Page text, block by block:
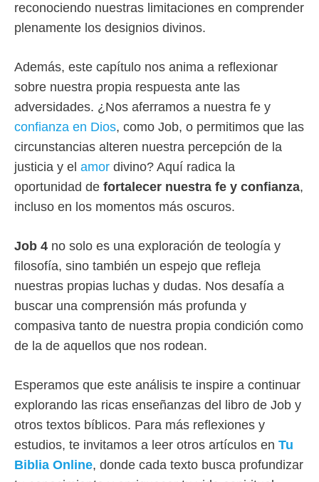
reconociendo nuestras limitaciones en comprender
plenamente los designios divinos.
Además, este capítulo nos anima a reflexionar
sobre nuestra propia respuesta ante las
adversidades. ¿Nos aferramos a nuestra fe y
confianza en Dios, como Job, o permitimos que las
circunstancias alteren nuestra percepción de la
justicia y el amor divino? Aquí radica la
oportunidad de fortalecer nuestra fe y confianza,
incluso en los momentos más oscuros.
Job 4 no solo es una exploración de teología y
filosofía, sino también un espejo que refleja
nuestras propias luchas y dudas. Nos desafía a
buscar una comprensión más profunda y
compasiva tanto de nuestra propia condición como
de la de aquellos que nos rodean.
Esperamos que este análisis te inspire a continuar
explorando las ricas enseñanzas del libro de Job y
otros textos bíblicos. Para más reflexiones y
estudios, te invitamos a leer otros artículos en Tu
Biblia Online, donde cada texto busca profundizar